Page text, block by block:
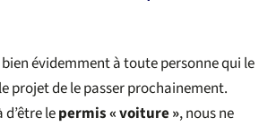
évidemment à toute personne qui le
projet de le passer prochainement.
lepermis « voiture », nous ne